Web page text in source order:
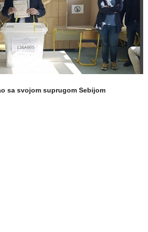
sa svojom suprugom Sebijom